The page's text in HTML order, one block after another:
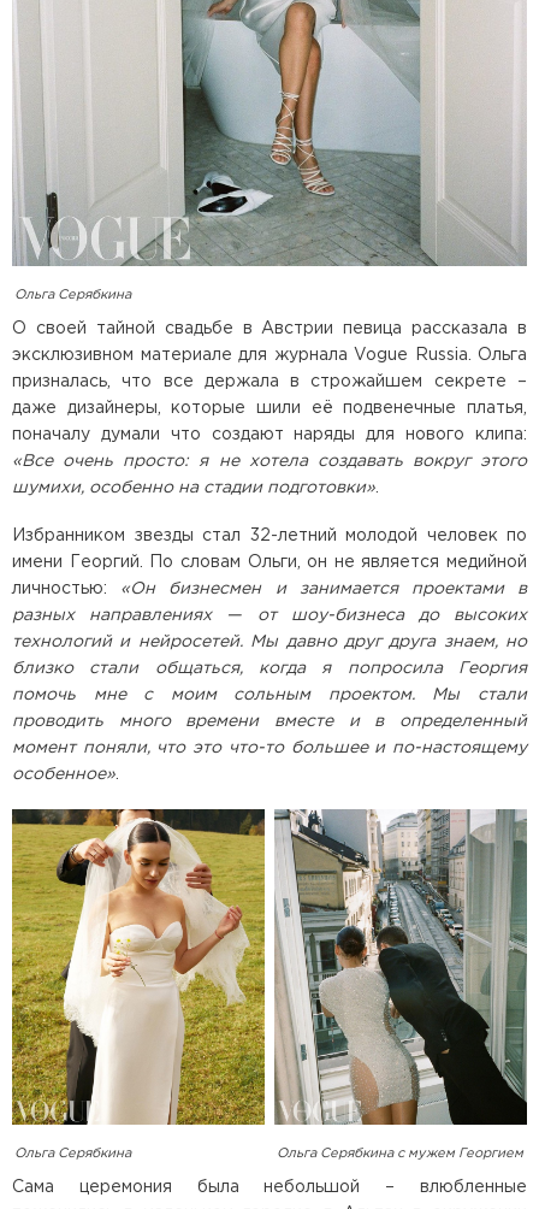
Ольга Серябкина
О своей тайной свадьбе в Австрии певица рассказала в
эксклюзивном материале для журнала Vogue Russia. Ольга
призналась, что все держала в строжайшем секрете –
даже дизайнеры, которые шили её подвенечные платья,
поначалу думали что создают наряды для нового клипа:
«Все очень просто: я не хотела создавать вокруг этого
шумихи, особенно на стадии подготовки»
Избранником звезды стал 32-летний молодой человек по
имени Георгий. По словам Ольги, он не является медийной
личностью: «Он бизнесмен и занимается проектами в
разных направлениях — от шоу-бизнеса до высоких
технологий и нейросетей. Мы давно друг друга знаем, но
близко стали общаться, когда я попросила Георгия
помочь мне с моим сольным проектом. Мы стали
проводить много времени вместе и в определенный
момент поняли, что это что-то большее и по-настоящему
особенное»
Ольга Серябкина Ольга Серябкина с мужем Георгием
Сама церемония была небольшой – влюбленные